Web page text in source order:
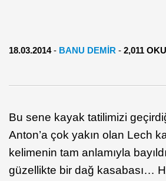
18.03.2014- BANU DEMİR - 2,011
Bu sene kayak tatilimizi
Anton’a çok yakın olan Lech
kelimenin tam anlamıyla
güzellikte bir dağ kasabası…